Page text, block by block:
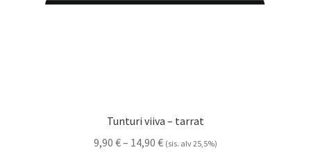
Tunturi viiva – tarrat
9,90 €– 14,90 €Hintaluokka:
(sis. alv 25,5%)